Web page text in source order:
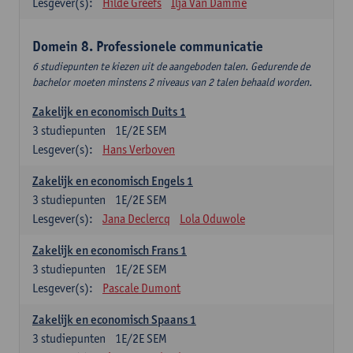
Domein 8. Professionele communicatie
6 studiepunten te kiezen uit de aangeboden talen. Gedurende de
bachelor moeten minstens 2 niveaus van 2 talen behaald worden.
Zakelijk en economisch Duits 1
1E/2E SEM
3 studiepunten
Lesgever(s):
Hans Verboven
Zakelijk en economisch Engels 1
1E/2E SEM
3 studiepunten
Lesgever(s):
Jana Declercq Lola Oduwole
Zakelijk en economisch Frans 1
1E/2E SEM
3 studiepunten
Lesgever(s):
Pascale Dumont
Zakelijk en economisch Spaans 1
1E/2E SEM
3 studiepunten